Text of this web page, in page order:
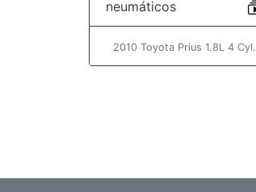
neumáticos
2010 Toyota Prius 1.8L 4 Cyl.